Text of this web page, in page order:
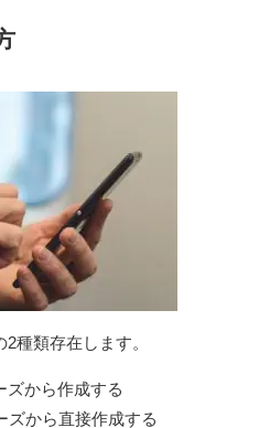
種類存在します。
ズから作成する
ズから直接作成する